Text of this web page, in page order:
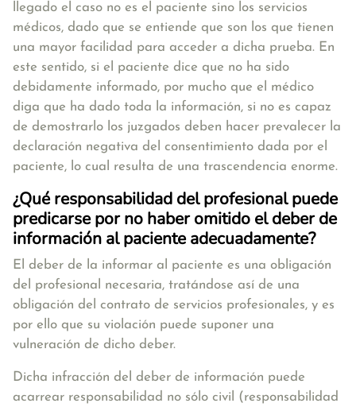
llegado el caso no es el paciente sino los servicios
médicos, dado que se entiende que son los que tienen
una mayor facilidad para acceder a dicha prueba. En
este sentido, si el paciente dice que no ha sido
debidamente informado, por mucho que el médico
diga que ha dado toda la información, si no es capaz
de demostrarlo los juzgados deben hacer prevalecer la
declaración negativa del consentimiento dada por el
paciente, lo cual resulta de una trascendencia enorme.
¿Qué responsabilidad del profesional puede
predicarse por no haber omitido el deber de
información al paciente adecuadamente?
El deber de la informar al paciente es una obligación
del profesional necesaria, tratándose así de una
obligación del contrato de servicios profesionales, y es
por ello que su violación puede suponer una
vulneración de dicho deber.
Dicha infracción del deber de información puede
acarrear responsabilidad no sólo civil (responsabilidad